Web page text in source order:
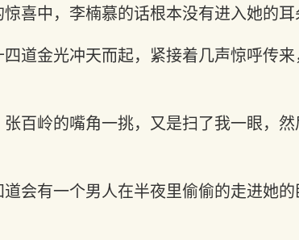
喜中，李楠慕的话根本没有进入她的耳
道金光冲天而起，紧接着几声惊呼传
百岭的嘴角一挑，又是扫了我一眼，
会有一个男人在半夜里偷偷的走进她的